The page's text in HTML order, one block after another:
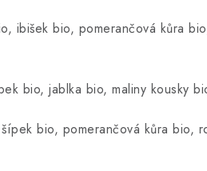
ibišek bio, pomerančová kůra
bio, jablka bio, maliny kousky
bio, pomerančová kůra bio,